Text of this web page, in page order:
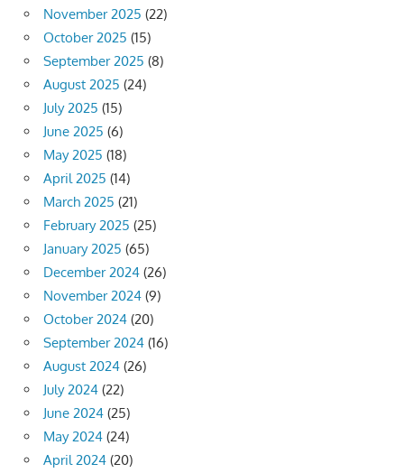
November 2025 (22)
October 2025 (15)
September 2025 (8)
August 2025 (24)
July 2025 (15)
June 2025 (6)
May 2025 (18)
April 2025 (14)
March 2025 (21)
February 2025 (25)
January 2025 (65)
December 2024 (26)
November 2024 (9)
October 2024 (20)
September 2024 (16)
August 2024 (26)
July 2024 (22)
June 2024 (25)
May 2024 (24)
April 2024 (20)